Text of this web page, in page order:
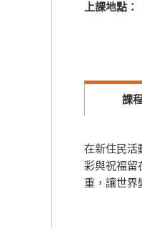
上課地點：
課
在新住民活
彩與祝福留
重，讓世界